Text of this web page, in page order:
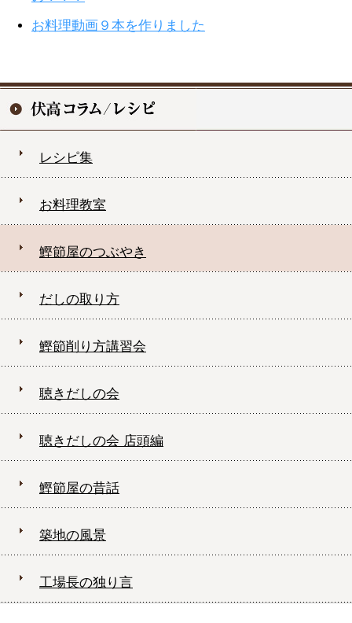
お料理動画９本を作りました
レシピ集
お料理教室
鰹節屋のつぶやき
だしの取り方
鰹節削り方講習会
聴きだしの会
聴きだしの会 店頭編
鰹節屋の昔話
築地の風景
工場長の独り言